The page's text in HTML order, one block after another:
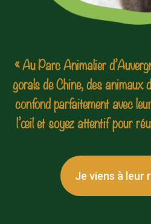
« Au Parc Animalier
gorals de Chine, des animaux
confond parfaitement avec
l’œil et soyez attentif pour
Je viens à leur